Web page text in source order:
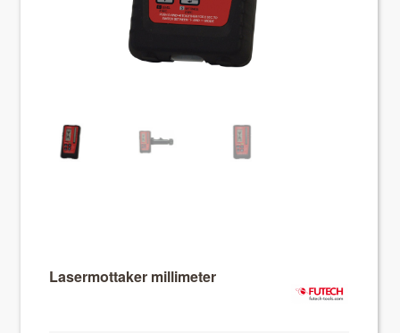
Lasermottaker millimeter